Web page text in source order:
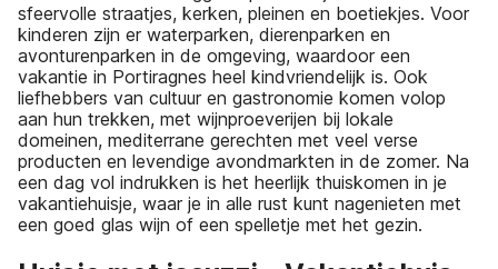
sfeervolle straatjes, kerken, pleinen en boetiekjes. Voor
kinderen zijn er waterparken, dierenparken en
avonturenparken in de omgeving, waardoor een
vakantie in Portiragnes heel kindvriendelijk is. Ook
liefhebbers van cultuur en gastronomie komen volop
aan hun trekken, met wijnproeverijen bij lokale
domeinen, mediterrane gerechten met veel verse
producten en levendige avondmarkten in de zomer. Na
een dag vol indrukken is het heerlijk thuiskomen in je
vakantiehuisje, waar je in alle rust kunt nagenieten met
een goed glas wijn of een spelletje met het gezin.